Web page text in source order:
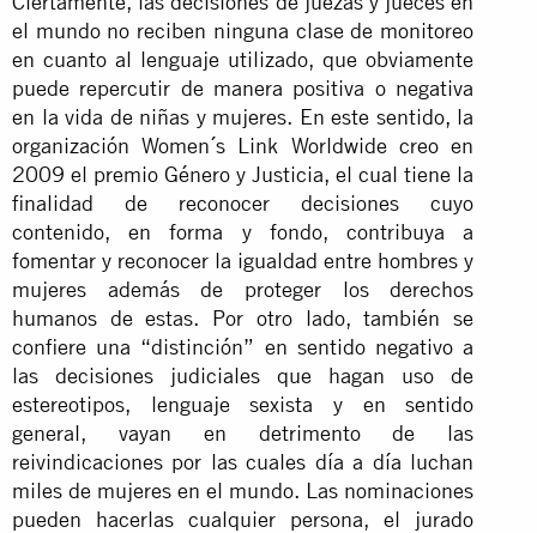
el mundo no reciben ninguna clase de monitoreo
en cuanto al lenguaje utilizado, que obviamente
puede repercutir de manera positiva o negativa
en la vida de niñas y mujeres. En este sentido, la
organización Women´s Link Worldwide creo en
2009 el premio Género y Justicia, el cual tiene la
finalidad de reconocer decisiones cuyo
contenido, en forma y fondo, contribuya a
fomentar y reconocer la igualdad entre hombres y
mujeres además de proteger los derechos
humanos de estas. Por otro lado, también se
confiere una “distinción” en sentido negativo a
las decisiones judiciales que hagan uso de
estereotipos, lenguaje sexista y en sentido
general, vayan en detrimento de las
reivindicaciones por las cuales día a día luchan
miles de mujeres en el mundo. Las nominaciones
pueden hacerlas cualquier persona, el jurado